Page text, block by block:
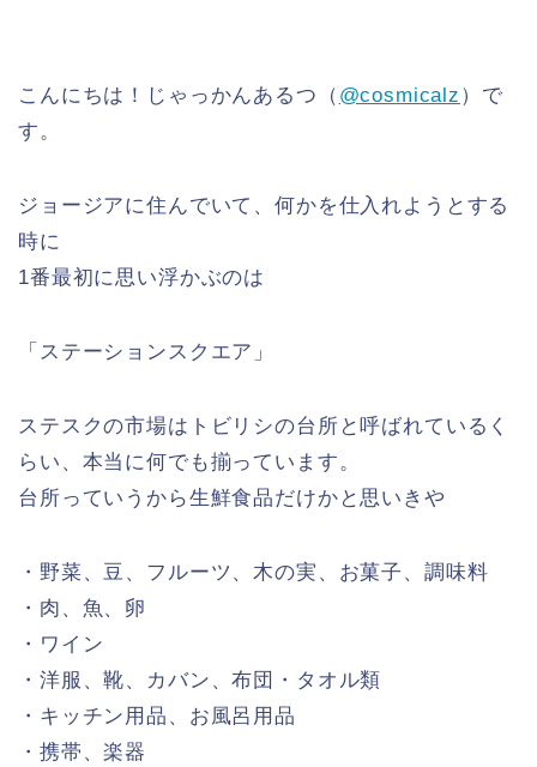
こんにちは！じゃっかんあるつ（ @cosmicalz ）で
す。
ジョージアに住んでいて、何かを仕入れようとする
時に
1番最初に思い浮かぶのは
「ステーションスクエア」
ステスクの市場はトビリシの台所と呼ばれているく
らい、本当に何でも揃っています。
台所っていうから生鮮食品だけかと思いきや
・野菜、豆、フルーツ、木の実、お菓子、調味料
・肉、魚、卵
・ワイン
・洋服、靴、カバン、布団・タオル類
・キッチン用品、お風呂用品
・携帯、楽器